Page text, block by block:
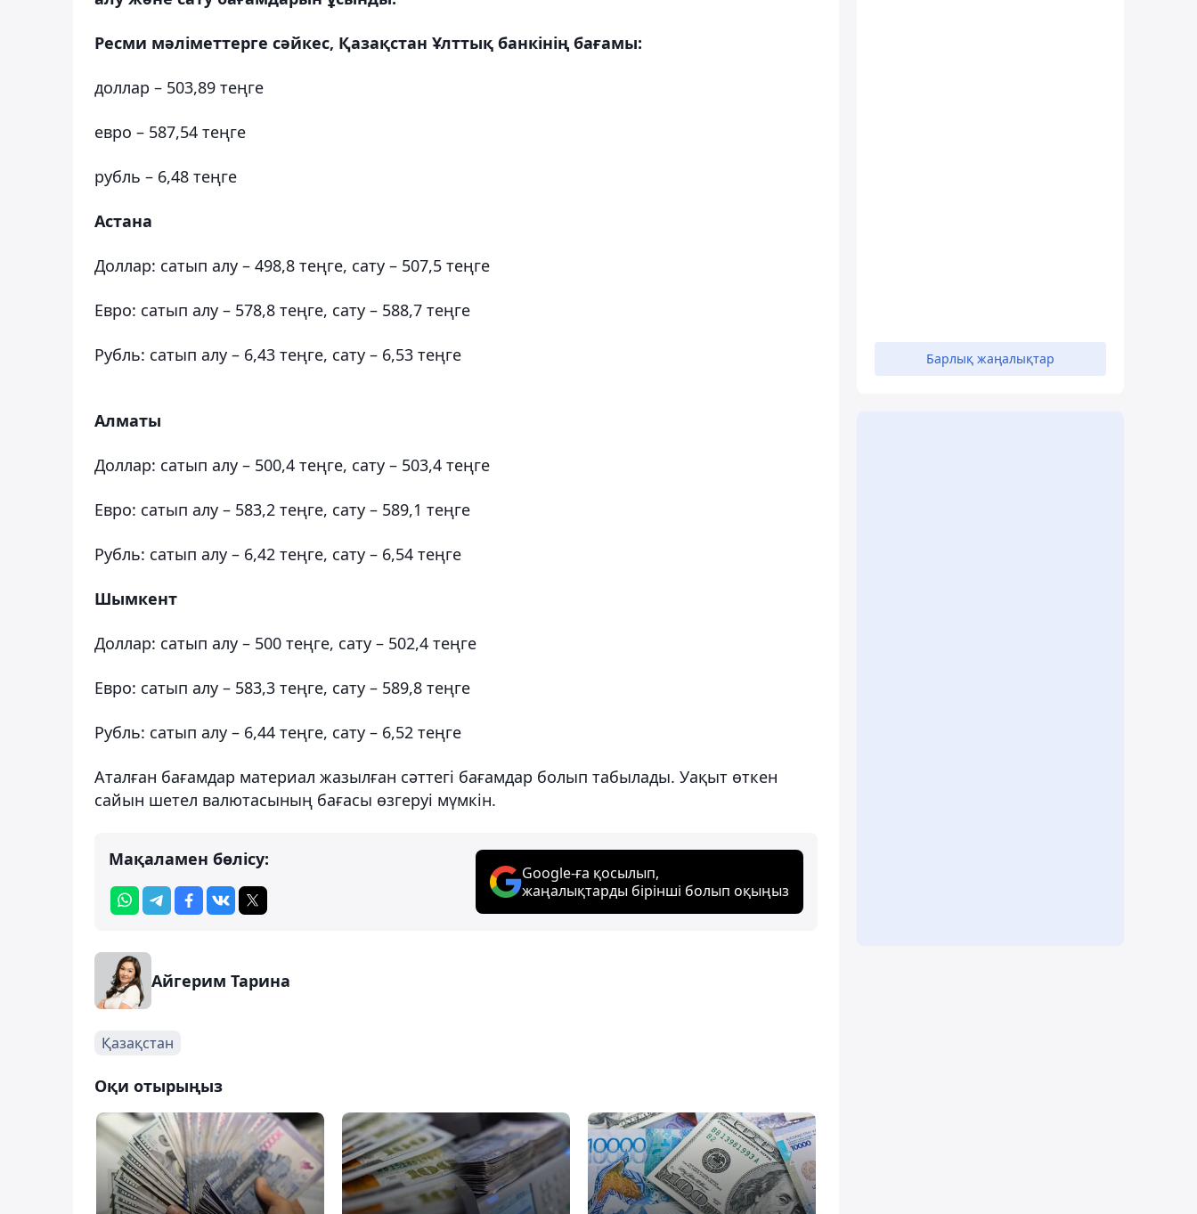
Ресми мәліметтерге сәйкес, Қазақстан Ұлттық банкінің бағамы:
доллар – 503,89 теңге
евро – 587,54 теңге
рубль – 6,48 теңге
Астана
Доллар: сатып алу – 498,8 теңге, сату – 507,5 теңге
Евро: сатып алу – 578,8 теңге, сату – 588,7 теңге
Рубль: сатып алу – 6,43 теңге, сату – 6,53 теңге
Алматы
Доллар: сатып алу – 500,4 теңге, сату – 503,4 теңге
Евро: сатып алу – 583,2 теңге, сату – 589,1 теңге
Рубль: сатып алу – 6,42 теңге, сату – 6,54 теңге
Шымкент
Доллар: сатып алу – 500 теңге, сату – 502,4 теңге
Евро: сатып алу – 583,3 теңге, сату – 589,8 теңге
Рубль: сатып алу – 6,44 теңге, сату – 6,52 теңге
Аталған бағамдар материал жазылған сәттегі бағамдар болып табылады. Уақыт өткен
сайын шетел валютасының бағасы өзгеруі мүмкін.
Мақаламен бөлісу:
Google-ға қосылып,
жаңалықтарды бірінші болып оқыңыз
Айгерим Тарина
Қазақстан
Оқи отырыңыз
Барлық жаңалықтар